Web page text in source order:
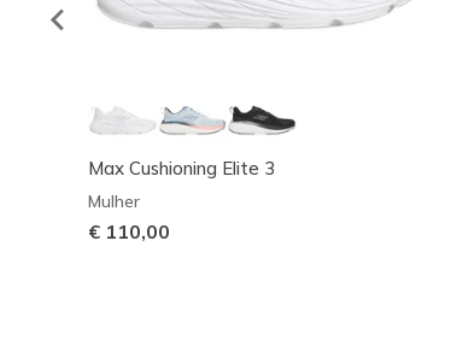
Max Cushioning Elite 3
Mulher
€ 110,00